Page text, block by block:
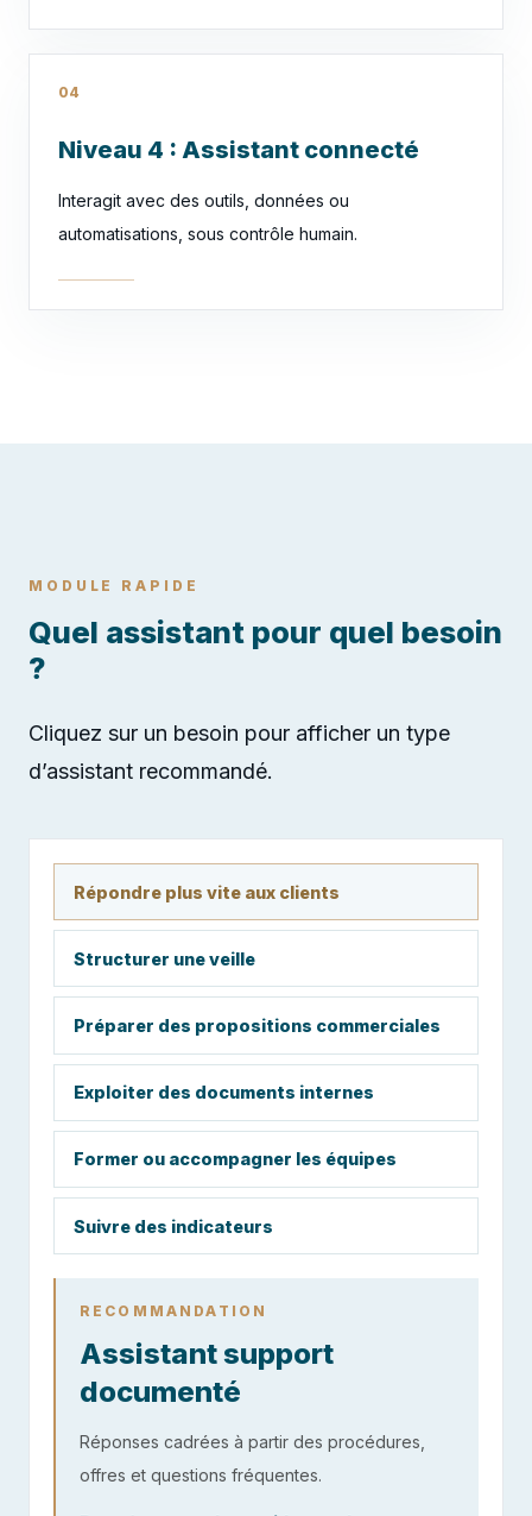
04
Niveau 4 : Assistant connecté
Interagit avec des outils, données ou
automatisations, sous contrôle humain.
MODULE RAPIDE
Quel assistant pour quel besoin
?
Cliquez sur un besoin pour afficher un type
d’assistant recommandé.
Répondre plus vite aux clients
Structurer une veille
Préparer des propositions commerciales
Exploiter des documents internes
Former ou accompagner les équipes
Suivre des indicateurs
RECOMMANDATION
Assistant support
documenté
Réponses cadrées à partir des procédures,
offres et questions fréquentes.